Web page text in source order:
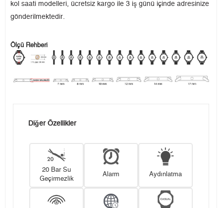
kol saati modelleri, ücretsiz kargo ile 3 iş günü içinde adresinize
gönderilmektedir.
Ölçü Rehberi
Diğer Özellikler
20 Bar Su
Geçirmezlik
Alarm Aydınlatma